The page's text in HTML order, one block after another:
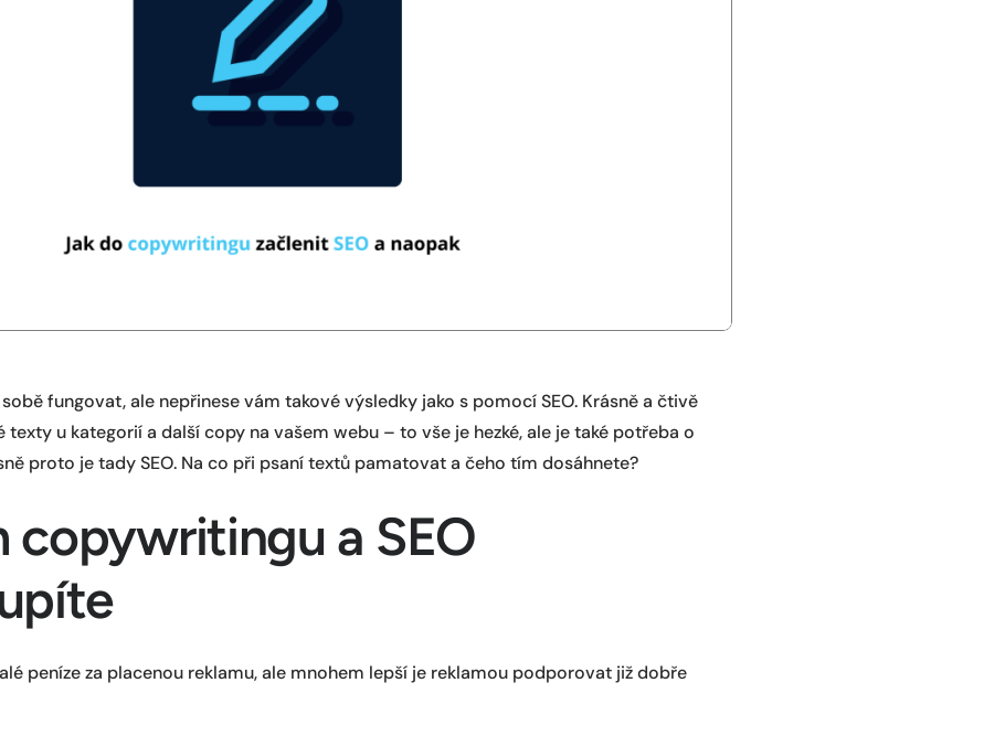
fungovat, ale nepřinese vám takové výsledky jako s pomocí SEO. Krásně a čtivě
texty u kategorií a další copy na vašem webu – to vše je hezké, ale je také potřeba o
proto je tady SEO. Na co při psaní textů pamatovat a čeho tím dosáhnete?
copywritingu a SEO
peníze za placenou reklamu, ale mnohem lepší je reklamou podporovat již dobře